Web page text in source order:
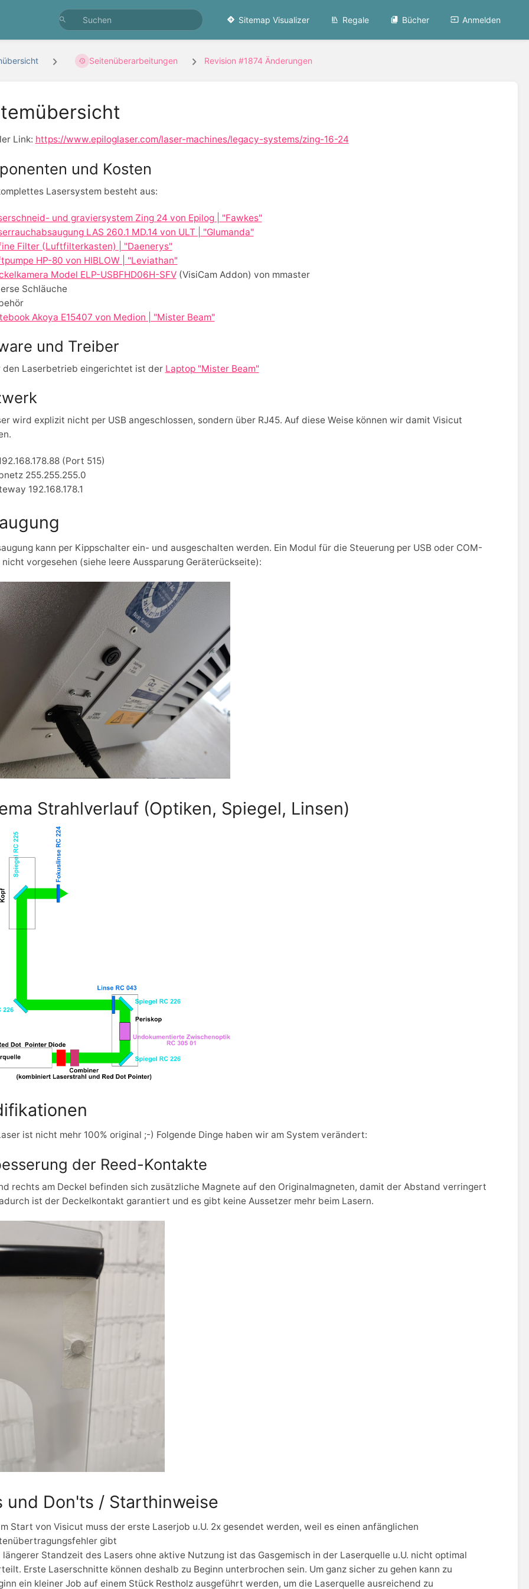
Sitemap Visualizer Regale Bücher Anmelden
Seitenüberarbeitungen Revision #1874 Änderungen
Link: https://www.epiloglaser.com/laser-machines/legacy-systems/zing-16-24
und Kosten
Lasersystem besteht aus:
und graviersystem Zing 24 von Epilog | "Fawkes"
LAS 260.1 MD.14 von ULT | "Glumanda"
Filter (Luftfilterkasten) | "Daenerys"
HP-80 von HIBLOW | "Leviathan"
Model ELP-USBFHD06H-SFV(VisiCam Addon) von mmaster
Schläuche
Akoya E15407 von Medion | "Mister Beam"
und Treiber
den Laserbetrieb eingerichtet ist der Laptop "Mister Beam"
wird explizit nicht per USB angeschlossen, sondern über RJ45. Auf diese Weise können wir damit Visicut
(Port 515)
255.255.255.0
192.168.178.1
kann per Kippschalter ein- und ausgeschalten werden. Ein Modul für die Steuerung per USB oder COM-
vorgesehen (siehe leere Aussparung Geräterückseite):
Strahlverlauf (Optiken, Spiegel, Linsen)
ist nicht mehr 100% original ;-) Folgende Dinge haben wir am System verändert:
der Reed-Kontakte
rechts am Deckel befinden sich zusätzliche Magnete auf den Originalmagneten, damit der Abstand verringert
ist der Deckelkontakt garantiert und es gibt keine Aussetzer mehr beim Lasern.
und Don'ts / Starthinweise
Start von Visicut muss der erste Laserjob u.U. 2x gesendet werden, weil es einen anfänglichen
gibt
längerer Standzeit des Lasers ohne aktive Nutzung ist das Gasgemisch in der Laserquelle u.U. nicht optimal
Erste Laserschnitte können deshalb zu Beginn unterbrochen sein. Um ganz sicher zu gehen kann zu
ein kleiner Job auf einem Stück Restholz ausgeführt werden, um die Laserquelle ausreichend zu